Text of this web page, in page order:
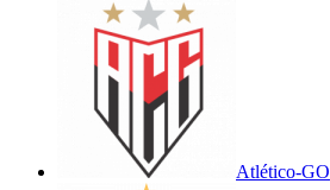
Atlético-GO